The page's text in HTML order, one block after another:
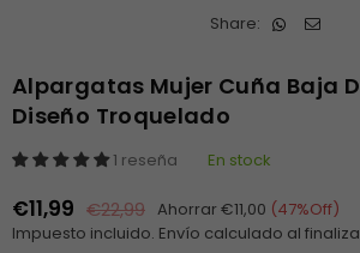
Share:
Alpargatas Mujer Cuña Baja
Diseño Troquelado
1 reseña En stock
Precio
habitual
€11,99 €22,99 Ahorrar€11,00 (47%Off)
Impuesto incluido. Envío calculado al